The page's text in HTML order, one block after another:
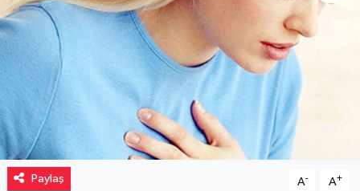
Paylaş A- A+
Müzik
Piyasa
Resmi İlanlar
Sağlık
Sinemalar